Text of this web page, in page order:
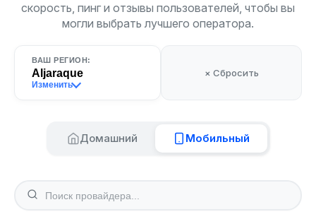
скорость, пинг и отзывы пользователей, чтобы вы
могли выбрать лучшего оператора.
ВАШ РЕГИОН:
Aljaraque
Изменить
× Сбросить
Домашний Мобильный